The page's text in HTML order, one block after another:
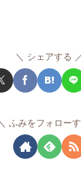
シェアする
ふみをフォロー